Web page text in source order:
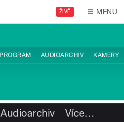
ŽIVĚ MENU
PROGRAM AUDIOARCHIV KAMERY
Audioarchiv Více…